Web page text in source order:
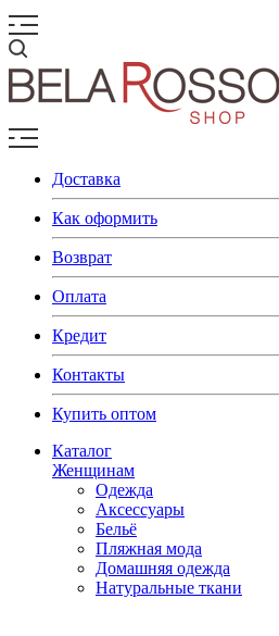
Доставка
Как оформить
Возврат
Оплата
Кредит
Контакты
Купить оптом
Каталог
Женщинам
Одежда
Аксессуары
Бельё
Пляжная мода
Домашняя одежда
Натуральные ткани